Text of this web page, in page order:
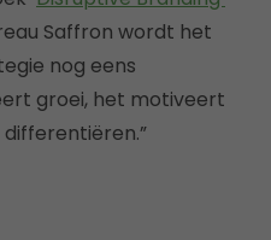
Saffron wordt het
nog eens
groei, het motiveert